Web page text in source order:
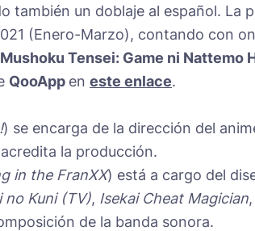
también un doblaje al español. La
(Enero-Marzo), contando con
Mushoku Tensei: Game ni Nattemo
QooApp en este enlace.
) se encarga de la dirección del
la producción.
in the FranXX) está a cargo del
no Kuni (TV), Isekai Cheat Magician,
de la banda sonora.